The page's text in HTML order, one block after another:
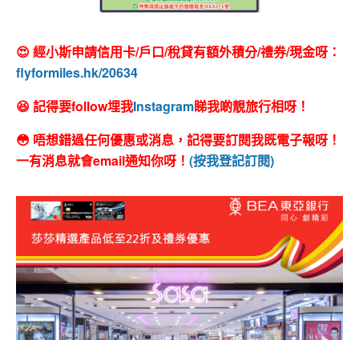
😍 經小斯申請信用卡/戶口/稅貸有額外積分/禮券/現金呀：
flyformiles.hk/20634
😆 記得要follow埋我Instagram睇我啲靚旅行相呀！
😳 唔想錯過任何優惠或消息，記得要訂閱我既電子報呀！
一有消息就會email通知你呀！ (按我登記訂閱)